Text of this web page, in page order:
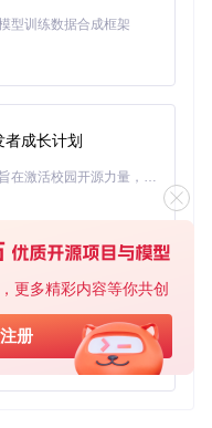
更多精彩内容等你共创
册
型训练数据合成框架
者成长计划
「源启盛夏」暑期校园开发者成长计划旨在激活校园开源力量，通过积分激励、认证扶持、资源倾斜等形式，引导高校组织和开发者完成「入驻 — 建项目 — 做贡献 — 获认证 — 得资源」的完整闭环。无论你是想带领社团入驻平台的组织者，还是希望用代码贡献证明自己的开发者，都能在这里找到属于你的成长路径。
基于Python的Xiaozhi AI，适用于想要完整Xiaozhi体验而无需拥有专用硬件的用户。